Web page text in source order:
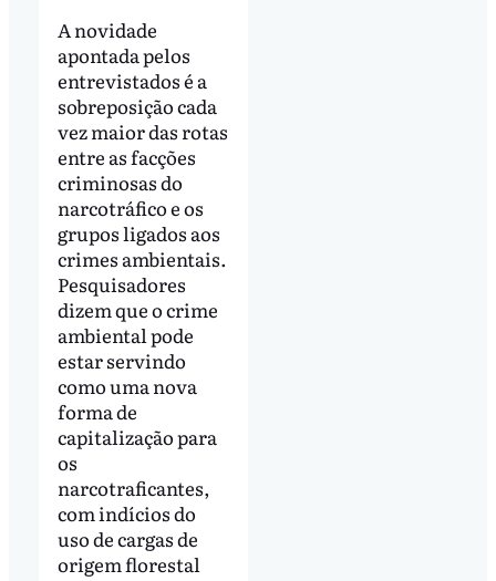
A novidade
apontada pelos
entrevistados é a
sobreposição cada
vez maior das rotas
entre as facções
criminosas do
narcotráfico e os
grupos ligados aos
crimes ambientais.
Pesquisadores
dizem que o crime
ambiental pode
estar servindo
como uma nova
forma de
capitalização para
os
narcotraficantes,
com indícios do
uso de cargas de
origem florestal